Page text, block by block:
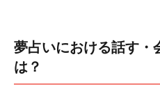
夢占いにおける話す・
は？